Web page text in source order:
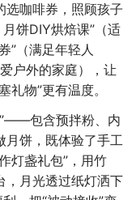
咖啡券，照顾孩子
饼DIY烘焙课”（适
”（满足年轻人
户外的家庭），让
礼物”更有温度。
”——包含预拌粉、内
月饼，既体验了手工
灯盏礼包”，用竹
，月光透过纸灯洒下